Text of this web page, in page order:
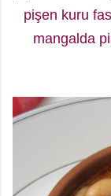
pişen kuru
mangalda